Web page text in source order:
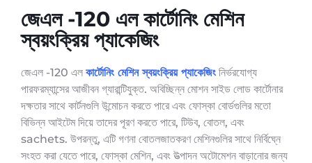
জেএল -120 এল কার্টোনিং মেশিন
স্বয়ংক্রিয় প্যাকেজিং
জেএল -120 এল কার্টোনিং মেশিন স্বয়ংক্রিয় প্যাকেজিংনির্ভরযোগ্য
পারফরম্যান্সের আজীবন গ্যারান্টিযুক্ত. অবিচ্ছিন্ন মোশন সাইড লোড কার্টোনার
দক্ষতার সাথে কার্টনগুলি উন্মোচন করতে পারে এবং ফোস্কা বোর্ডগুলির মতো
বিভিন্ন আইটেম দিয়ে তাদের পূরণ করতে পারে, টিউব, বোতল, এবং
sachets. উপরন্তু, এটি গণনা বোতলজাতকরণ মেশিনগুলির সাথে নির্বিঘ্নে
সংহত করা যেতে পারে, ফোস্কা মেশিন, এবং উত্পাদন অটোমেশন বাড়ানোর জন্য